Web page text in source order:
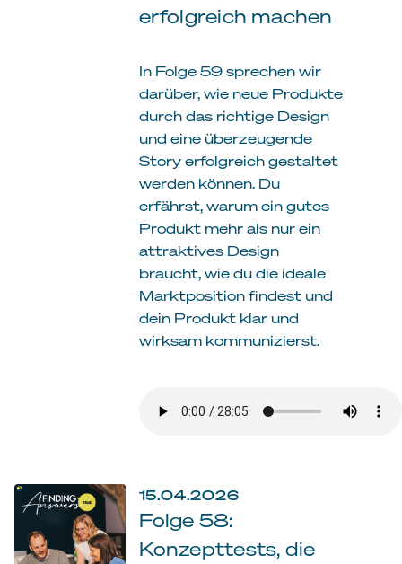
erfolgreich machen
In Folge 59 sprechen wir
darüber, wie neue Produkte
durch das richtige Design
und eine überzeugende
Story erfolgreich gestaltet
werden können. Du
erfährst, warum ein gutes
Produkt mehr als nur ein
attraktives Design
braucht, wie du die ideale
Marktposition findest und
dein Produkt klar und
wirksam kommunizierst.
15.04.2026
Folge 58:
Konzepttests, die